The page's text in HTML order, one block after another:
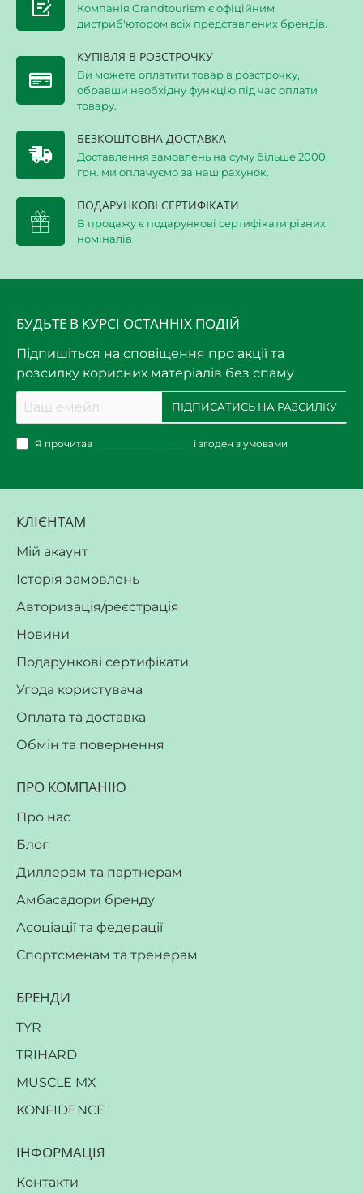
Компанія Grandtourism є офіційним
дистриб'ютором всіх представлених брендів.
КУПІВЛЯ В РОЗСТРОЧКУ
Ви можете оплатити товар в розстрочку,
обравши необхідну функцію під час оплати
товару.
БЕЗКОШТОВНА ДОСТАВКА
Доставлення замовлень на суму більше 2000
грн. ми оплачуємо за наш рахунок.
ПОДАРУНКОВІ СЕРТИФІКАТИ
В продажу є подарункові сертифікати різних
номіналів
БУДЬТЕ В КУРСІ ОСТАННІХ ПОДІЙ
Підпишіться на сповіщення про акції та
розсилку корисних матеріалів без спаму
емейл
ПІДПИСАТИСЬ НА РАЗСИЛКУ
Я прочитав і згоден з умовами
КЛІЄНТАМ
Мій акаунт
Історія замовлень
Авторизація/реєстрація
Новини
Подарункові сертифікати
Угода користувача
Оплата та доставка
Обмін та повернення
ПРО КОМПАНІЮ
Про нас
Блог
Диллерам та партнерам
Амбасадори бренду
Асоціації та федерації
Спортсменам та тренерам
БРЕНДИ
TYR
TRIHARD
MUSCLE MX
KONFIDENCE
ІНФОРМАЦІЯ
Контакти